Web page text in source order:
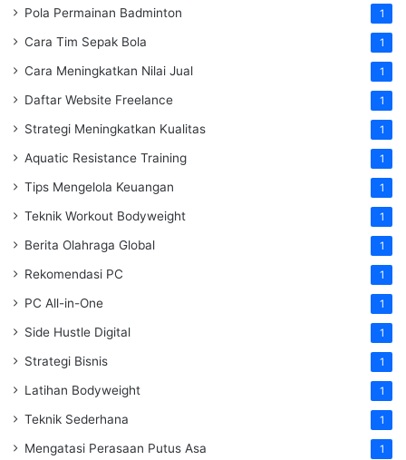
Pola Permainan Badminton 1
Cara Tim Sepak Bola 1
Cara Meningkatkan Nilai Jual 1
Daftar Website Freelance 1
Strategi Meningkatkan Kualitas 1
Aquatic Resistance Training 1
Tips Mengelola Keuangan 1
Teknik Workout Bodyweight 1
Berita Olahraga Global 1
Rekomendasi PC 1
PC All-in-One 1
Side Hustle Digital 1
Strategi Bisnis 1
Latihan Bodyweight 1
Teknik Sederhana 1
Mengatasi Perasaan Putus Asa 1